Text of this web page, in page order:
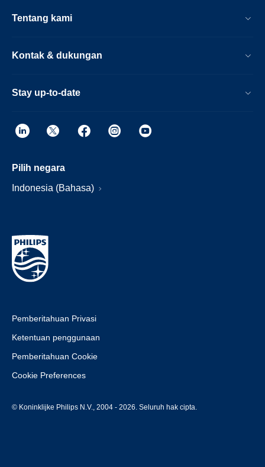
Tentang kami
Kontak & dukungan
Stay up-to-date
Pilih negara
Indonesia (Bahasa)
Pemberitahuan Privasi
Ketentuan penggunaan
Pemberitahuan Cookie
Cookie Preferences
© Koninklijke Philips N.V., 2004 - 2026. Seluruh hak cipta.